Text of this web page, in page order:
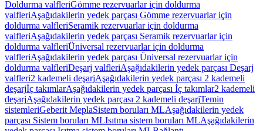
Doldurma valfleriGömme rezervuarlar için doldurma
valfleriAşağıdakilerin yedek parçası Gömme rezervuarlar için
doldurma valfleriSeramik rezervuarlar için doldurma
valfleriAşağıdakilerin yedek parçası Seramik rezervuarlar için
doldurma valfleriÜniversal rezervuarlar için doldurma
valfleriAşağıdakilerin yedek parçası Üniversal rezervuarlar için
doldurma valfleriDeşarj valfleriAşağıdakilerin yedek parçası Deşarj
valfleri2 kademeli deşarjAşağıdakilerin yedek parçası 2 kademeli
deşarjİç takımlarAşağıdakilerin yedek parçası İç takımlar2 kademeli
deşarjAşağıdakilerin yedek parçası 2 kademeli deşarjTemin
sistemleriGeberit MeplaSistem boruları MLAşağıdakilerin yedek
parçası Sistem boruları MLIsıtma sistem boruları MLAşağıdakilerin